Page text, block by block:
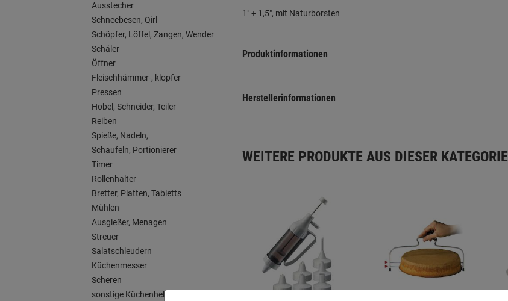
Ausstecher
Schneebesen, Qirl
Schöpfer, Löffel, Zangen, Wender
Schäler
Öffner
Fleischhämmer-, klopfer
Pressen
Hobel, Schneider, Teiler
Reiben
Spieße, Nadeln,
Schaufeln, Portionierer
Timer
Rollenhalter
Bretter, Platten, Tabletts
Mühlen
Ausgießer, Menagen
Streuer
Salatschleudern
Küchenmesser
Scheren
sonstige Küchenhelfer
1" + 1,5", mit Naturborsten
Produktinformationen
Herstellerinformationen
WEITERE PRODUKTE AUS DIESER KATEGORIE